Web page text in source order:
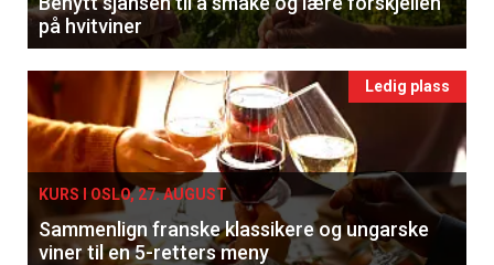
på hvitviner
Ledig plass
KURS I OSLO, 27. AUGUST
Sammenlign franske klassikere og ungarske
viner til en 5-retters meny